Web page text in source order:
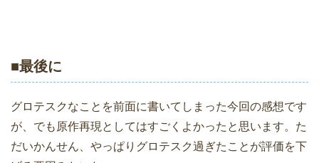
■最後に
グロテスクなことを前面に書いてしまった今回の感想です
が、でも原作再現としてはすごくよかったと思います。た
だいかんせん、やっぱりグロテスク過ぎたことが評価を下